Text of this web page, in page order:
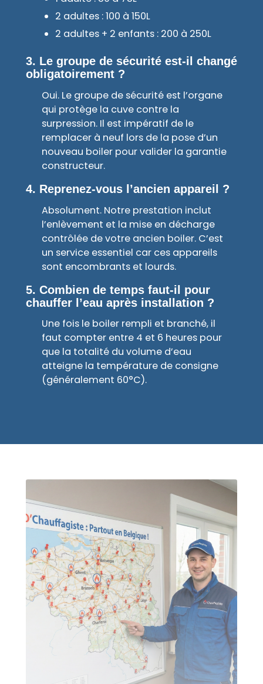
2 adultes : 100 à 150L
2 adultes + 2 enfants : 200 à 250L
3. Le groupe de sécurité est-il changé
obligatoirement ?
Oui. Le groupe de sécurité est l’organe
qui protège la cuve contre la
surpression. Il est impératif de le
remplacer à neuf lors de la pose d’un
nouveau boiler pour valider la garantie
constructeur.
4. Reprenez-vous l’ancien appareil ?
Absolument. Notre prestation inclut
l’enlèvement et la mise en décharge
contrôlée de votre ancien boiler. C’est
un service essentiel car ces appareils
sont encombrants et lourds.
5. Combien de temps faut-il pour
chauffer l’eau après installation ?
Une fois le boiler rempli et branché, il
faut compter entre 4 et 6 heures pour
que la totalité du volume d’eau
atteigne la température de consigne
(généralement 60°C).